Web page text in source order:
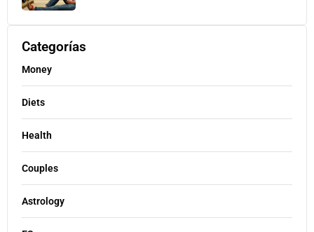
Categorías
Money
Diets
Health
Couples
Astrology